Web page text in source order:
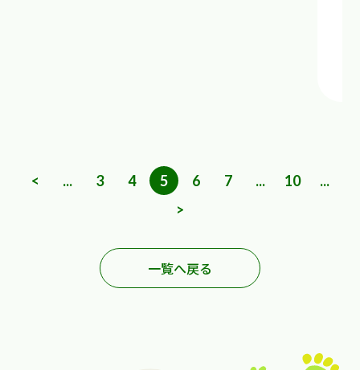
< ... 3 4 5 6 7 ... 10
...
>
一覧へ戻る